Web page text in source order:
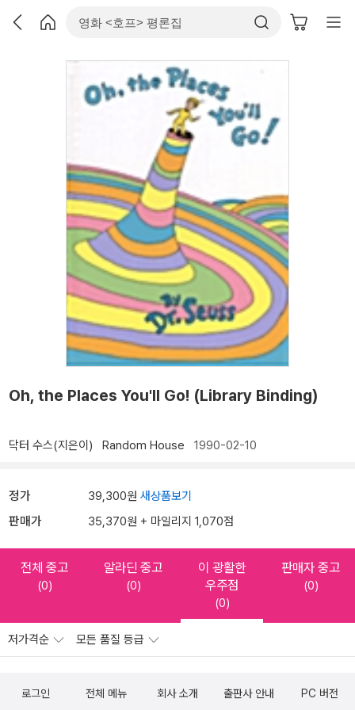
Oh, the Places You'll Go! (Library Binding)
닥터 수스(지은이) Random House 1990-02-10
정가 39,300원 새상품보기
판매가 35,370원 + 마일리지 1,070점
전체 중고
(0)
알라딘 중고
(0)
이 광활한
우주점
(0)
판매자 중고
(0)
저가격순 모든 품질 등급
로그인 전체 메뉴 회사 소개 출판사 안내 PC 버전